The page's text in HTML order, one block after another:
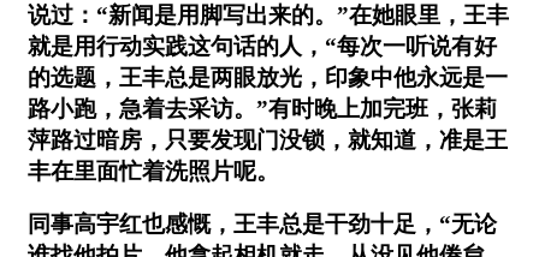
说过：“新闻是用脚写出来的。”在她眼里，王丰
就是用行动实践这句话的人，“每次一听说有好
的选题，王丰总是两眼放光，印象中他永远是一
路小跑，急着去采访。”有时晚上加完班，张莉
萍路过暗房，只要发现门没锁，就知道，准是王
丰在里面忙着洗照片呢。
同事高宇红也感慨，王丰总是干劲十足，“无论